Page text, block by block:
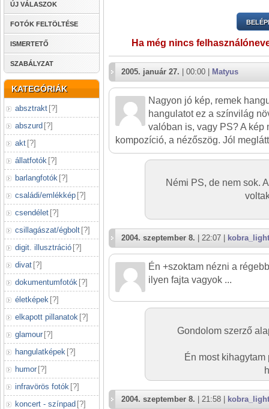
ÚJ VÁLASZOK
FOTÓK FELTÖLTÉSE
ISMERTETŐ
SZABÁLYZAT
KATEGÓRIÁK
absztrakt [?]
abszurd [?]
akt [?]
állatfotók [?]
barlangfotók [?]
családi/emlékkép [?]
csendélet [?]
csillagászat/égbolt [?]
digit. illusztráció [?]
divat [?]
dokumentumfotók [?]
életképek [?]
elkapott pillanatok [?]
glamour [?]
hangulatképek [?]
humor [?]
infravörös fotók [?]
koncert - színpad [?]
Ha még nincs
2005. január 27. | 00:00 | Matyus
Nagyon jó kép, remek
hangulatot ez a színvilág
valóban is, vagy PS? A kép
kompozíció, a nézőszög. Jól
Némi PS, de nem sok.
2004. szeptember 8. | 22:07 | kobra_light
Én +szoktam nézni a
ilyen fajta vagyok ...
Gondolom szerző
Én most
2004. szeptember 8. | 21:58 | kobra_light